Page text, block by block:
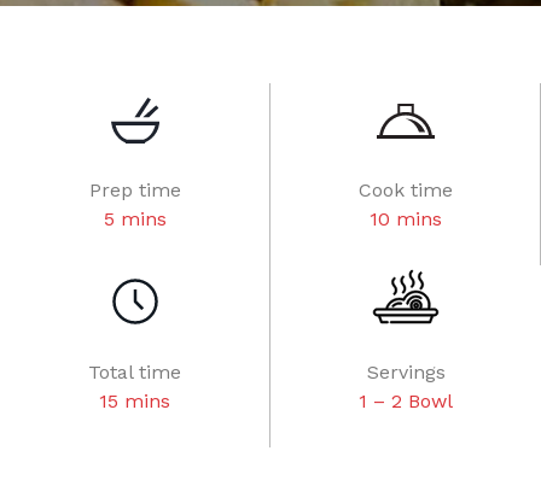
Prep time
5 mins
Cook time
10 mins
Total time
15 mins
Servings
1 – 2 Bowl